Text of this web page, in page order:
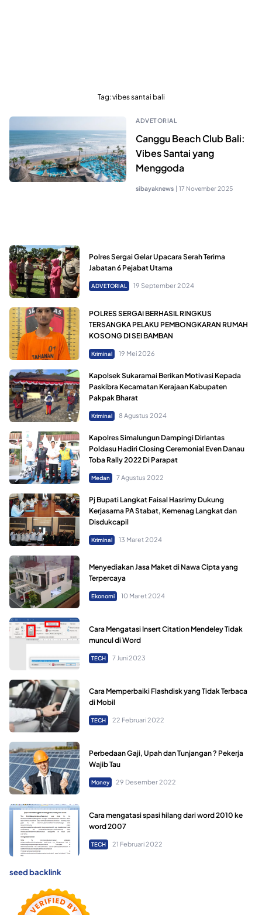
Tag:vibes santai bali
ADVETORIAL
Canggu Beach Club Bali:
Vibes Santai yang
Menggoda
sibayaknews | 17 November 2025
Polres Sergai Gelar Upacara Serah Terima
Jabatan 6 Pejabat Utama
ADVETORIAL 19 September 2024
POLRES SERGAI BERHASIL RINGKUS
TERSANGKA PELAKU PEMBONGKARAN RUMAH
KOSONG DI SEI BAMBAN
Kriminal 19 Mei 2026
Kapolsek Sukaramai Berikan Motivasi Kepada
Paskibra Kecamatan Kerajaan Kabupaten
Pakpak Bharat
Kriminal 8 Agustus 2024
Kapolres Simalungun Dampingi Dirlantas
Poldasu Hadiri Closing Ceremonial Even Danau
Toba Rally 2022 Di Parapat
Medan 7 Agustus 2022
Pj Bupati Langkat Faisal Hasrimy Dukung
Kerjasama PA Stabat, Kemenag Langkat dan
Disdukcapil
Kriminal 13 Maret 2024
Menyediakan Jasa Maket di Nawa Cipta yang
Terpercaya
Ekonomi 10 Maret 2024
Cara Mengatasi Insert Citation Mendeley Tidak
muncul di Word
TECH 7 Juni 2023
Cara Memperbaiki Flashdisk yang Tidak Terbaca
di Mobil
TECH 22 Februari 2022
Perbedaan Gaji, Upah dan Tunjangan ? Pekerja
Wajib Tau
Money 29 Desember 2022
Cara mengatasi spasi hilang dari word 2010 ke
word 2007
TECH 21 Februari 2022
seed backlink